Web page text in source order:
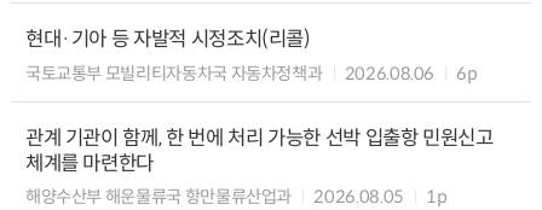
현대·기아 등 자발적 시정조치(리콜)
국토교통부 모빌리티자동차국 자동차정책과 2026.08.06 6p
관계 기관이 함께, 한 번에 처리 가능한 선박 입출항 민원신고
체계를 마련한다
해양수산부 해운물류국 항만물류산업과 2026.08.05 1p